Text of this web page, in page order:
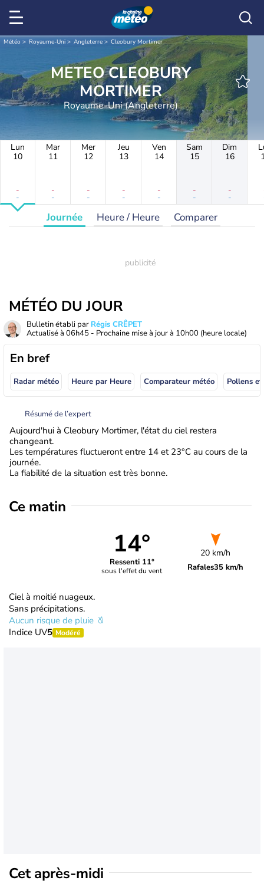
Météo Royaume-Uni Angleterre Cleobury Mortimer
METEO CLEOBURY
MORTIMER
Royaume-Uni (Angleterre)
Lun
10
-
-
Mar
11
-
-
Mer
12
-
-
Jeu
13
-
-
Ven
14
-
-
Sam
15
-
-
Dim
16
-
-
Journée Heure / Heure Comparer
MÉTÉO DU JOUR
Bulletin établi par Régis CRÊPET
Actualisé à 06h45 - Prochaine mise à jour à 10h00 (heure locale)
En bref
Radar météo Heure par Heure Comparateur météo Pollens
Résumé de l’expert
Aujourd'hui à Cleobury Mortimer, l'état du ciel restera
changeant.
Les températures fluctueront entre 14 et 23°C au cours de la
journée.
La fiabilité de la situation est très bonne.
Ce matin
14°
Ressenti 11°
sous l'effet du vent
20 km/h
Rafales35 km/h
Ciel à moitié nuageux.
Sans précipitations.
Aucun risque de pluie
Indice UV5 Modéré
Cet après-midi